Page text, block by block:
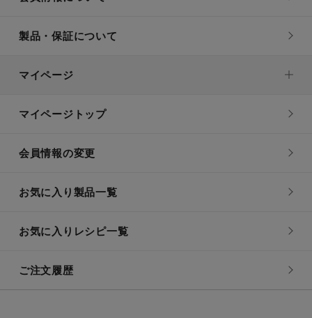
製品・保証について
マイページ
マイページトップ
会員情報の変更
お気に入り製品一覧
お気に入りレシピ一覧
ご注文履歴